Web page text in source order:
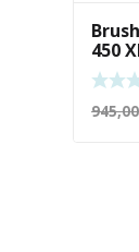
450